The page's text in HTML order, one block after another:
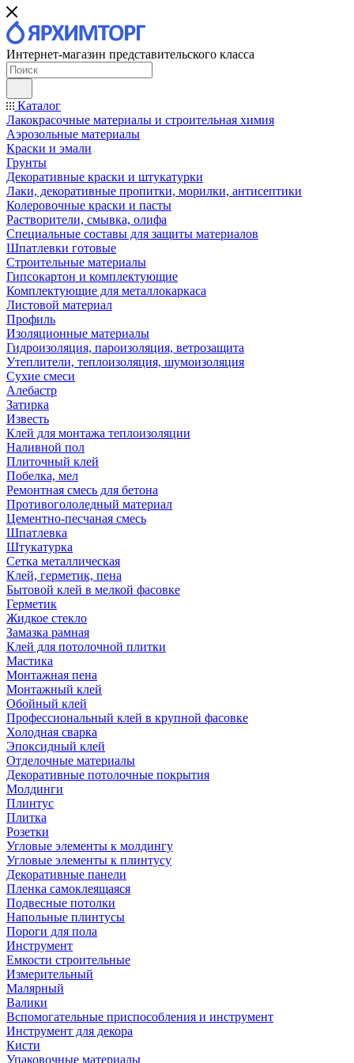
Интернет-магазин представительского класса
Каталог
Лакокрасочные материалы и строительная химия
Аэрозольные материалы
Краски и эмали
Грунты
Декоративные краски и штукатурки
Лаки, декоративные пропитки, морилки, антисептики
Колеровочные краски и пасты
Растворители, смывка, олифа
Специальные составы для защиты материалов
Шпатлевки готовые
Строительные материалы
Гипсокартон и комплектующие
Комплектующие для металлокаркаса
Листовой материал
Профиль
Изоляционные материалы
Гидроизоляция, пароизоляция, ветрозащита
Утеплители, теплоизоляция, шумоизоляция
Сухие смеси
Алебастр
Затирка
Известь
Клей для монтажа теплоизоляции
Наливной пол
Плиточный клей
Побелка, мел
Ремонтная смесь для бетона
Противогололедный материал
Цементно-песчаная смесь
Шпатлевка
Штукатурка
Сетка металлическая
Клей, герметик, пена
Бытовой клей в мелкой фасовке
Герметик
Жидкое стекло
Замазка рамная
Клей для потолочной плитки
Мастика
Монтажная пена
Монтажный клей
Обойный клей
Профессиональный клей в крупной фасовке
Холодная сварка
Эпоксидный клей
Отделочные материалы
Декоративные потолочные покрытия
Молдинги
Плинтус
Плитка
Розетки
Угловые элементы к молдингу
Угловые элементы к плинтусу
Декоративные панели
Пленка самоклеящаяся
Подвесные потолки
Напольные плинтусы
Пороги для пола
Инструмент
Емкости строительные
Измерительный
Малярный
Валики
Вспомогательные приспособления и инструмент
Инструмент для декора
Кисти
Упаковочные материалы